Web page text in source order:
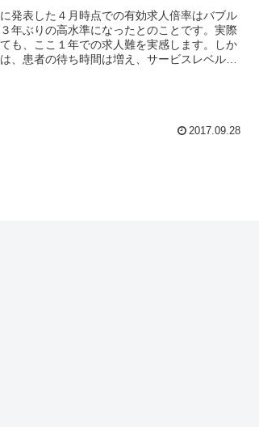
発表した４月時点での有効求人倍率はバブル
年ぶりの高水準になったとのことです。実際
も、ここ１年での求人難を実感します。しか
、患者の待ち時間は増え、サービスレベルの
2017.09.28